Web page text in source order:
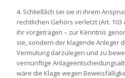
4. Schließlich sei sie in ihrem
rechtlichen Gehörs verletzt (Art. 103
ihr vorgetragen – zur Kenntnis
sie, sondern der klagende Anleger
Vermutung darzulegen und zu
vernünftige
wäre die Klage wegen